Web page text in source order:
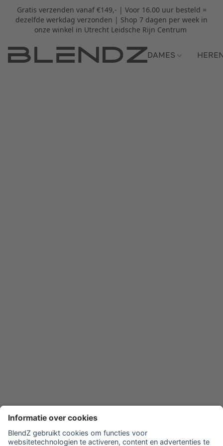
Gratis verzenden vanaf €149,- | Voor 16.00 uur besteld =
dezelfde werkdag verzonden | Shop 7 dagen per week in
onze winkel in Utrecht Leidsche Rijn Centrum
DAMES